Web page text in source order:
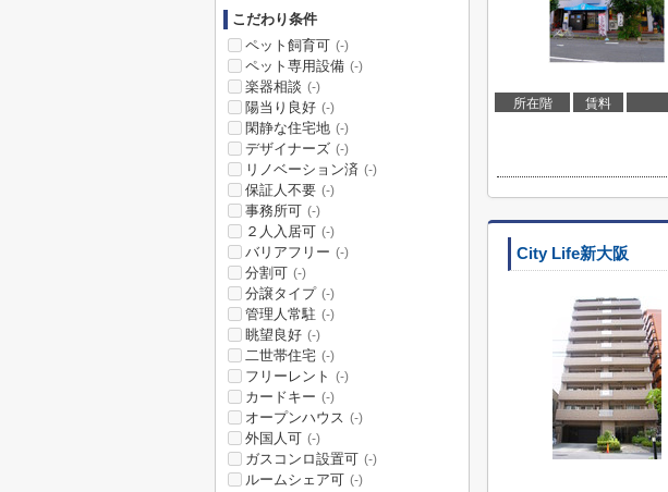
所在階 賃料
City Life新大阪
こだわり条件
ペット飼育可 (-)
ペット専用設備 (-)
楽器相談 (-)
陽当り良好 (-)
閑静な住宅地 (-)
デザイナーズ (-)
リノベーション済 (-)
保証人不要 (-)
事務所可 (-)
２人入居可 (-)
バリアフリー (-)
分割可 (-)
分譲タイプ (-)
管理人常駐 (-)
眺望良好 (-)
二世帯住宅 (-)
フリーレント (-)
カードキー (-)
オープンハウス (-)
外国人可 (-)
ガスコンロ設置可 (-)
ルームシェア可 (-)